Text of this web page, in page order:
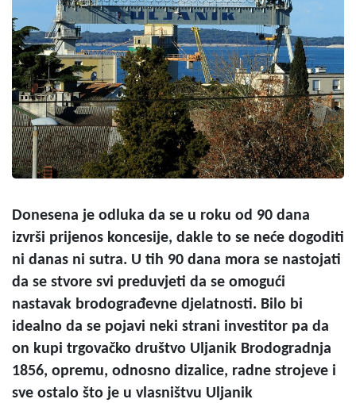
Donesena je odluka da se u roku od 90 dana
izvrši prijenos koncesije, dakle to se neće dogoditi
ni danas ni sutra. U tih 90 dana mora se nastojati
da se stvore svi preduvjeti da se omogući
nastavak brodograđevne djelatnosti. Bilo bi
idealno da se pojavi neki strani investitor pa da
on kupi trgovačko društvo Uljanik Brodogradnja
1856, opremu, odnosno dizalice, radne strojeve i
sve ostalo što je u vlasništvu Uljanik